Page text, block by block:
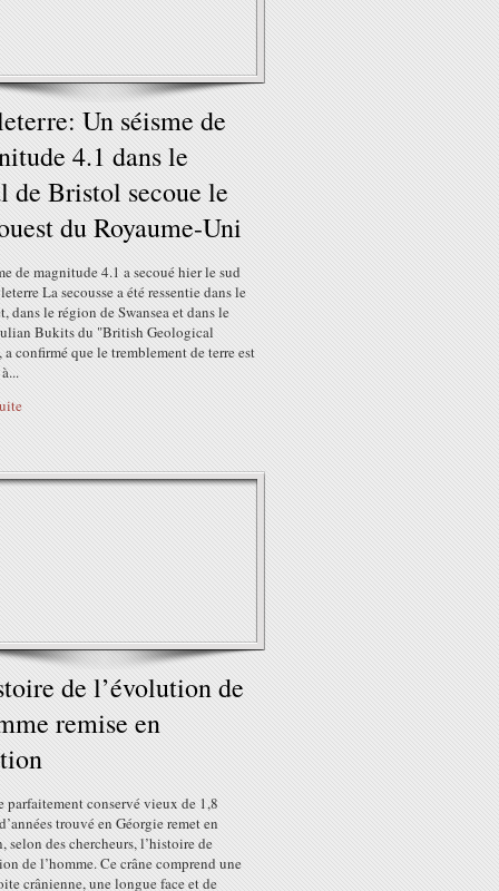
Un séisme de
4.1 dans le
de Bristol secoue le
du Royaume-Uni
de magnitude 4.1 a secoué hier le sud
La secousse a été ressentie dans le
dans le région de Swansea et dans le
Bukits du "British Geological
a confirmé que le tremblement de terre est
de l’évolution de
remise en
parfaitement conservé vieux de 1,8
trouvé en Géorgie remet en
selon des chercheurs, l’histoire de
de l’homme. Ce crâne comprend une
crânienne, une longue face et de